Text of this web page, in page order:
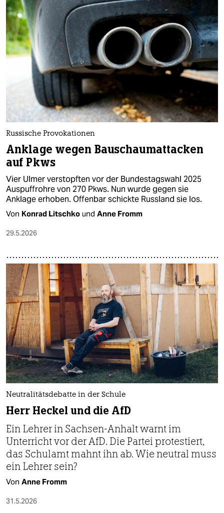
Russische Provokationen
Anklage wegen Bauschaumattacken
auf Pkws
Vier Ulmer verstopften vor der Bundestagswahl 2025
Auspuffrohre von 270 Pkws. Nun wurde gegen sie
Anklage erhoben. Offenbar schickte Russland sie los.
Von Konrad Litschko und Anne Fromm
29.5.2026
Neutralitätsdebatte in der Schule
Herr Heckel und die AfD
Ein Lehrer in Sachsen-Anhalt warnt im
Unterricht vor der AfD. Die Partei protestiert,
das Schulamt mahnt ihn ab. Wie neutral muss
ein Lehrer sein?
Von Anne Fromm
31.5.2026